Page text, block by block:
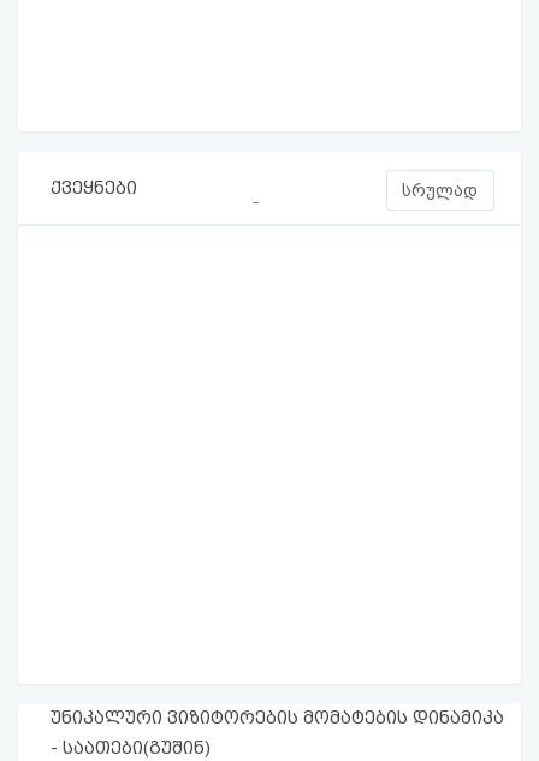
ქვეყნები სრულად
უნიკალური ვიზიტორების მომატების დინამიკა
- საათები(გუშინ)